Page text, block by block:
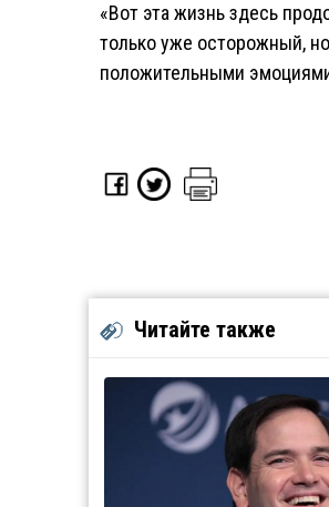
«Вот эта жизнь здесь
только уже осторожный,
положительными
Читайте также